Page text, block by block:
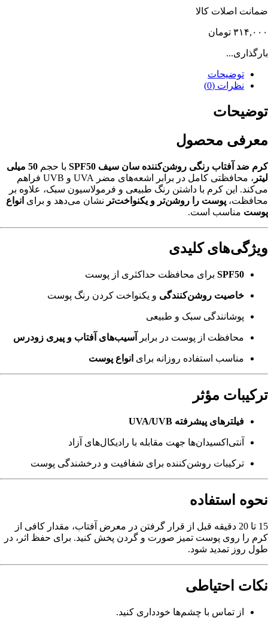
ضمانت اصلات کالا
۳۱۴,۰۰۰ تومان
بارگذاری...
توضیحات
نظرات (0)
توضیحات
معرفی محصول
کرم ضد آفتاب رنگی روشن‌کننده سان سیف SPF50 با حجم
50 میلی
لیتر
، محافظتی کامل در برابر اشعه‌های مضر UVA و UVB فراهم
می‌کند. این کرم با داشتن رنگ طبیعی و فرمولاسیون سبک، علاوه بر
محافظت، پوست را روشن‌تر و یکنواخت‌تر نشان می‌دهد و برای انواع
پوست مناسب است.
ویژگی‌های کلیدی
SPF50 برای محافظت حداکثری از پوست
خاصیت روشن‌کنندگی و یکنواخت کردن رنگ پوست
پوشانندگی سبک و طبیعی
محافظت از پوست در برابر آسیب‌های آفتاب و پیری زودرس
مناسب استفاده روزانه برای انواع پوست
ترکیبات مؤثر
فیلترهای پیشرفته UVA/UVB
آنتی‌اکسیدان‌ها جهت مقابله با رادیکال‌های آزاد
ترکیبات روشن‌کننده برای شفافیت و درخشندگی پوست
نحوه استفاده
15 تا 20 دقیقه قبل از قرار گرفتن در معرض آفتاب، مقدار کافی از
کرم را روی پوست تمیز صورت و گردن پخش کنید. برای حفظ اثر، در
طول روز تمدید شود.
نکات احتیاطی
از تماس با چشم‌ها خودداری کنید.